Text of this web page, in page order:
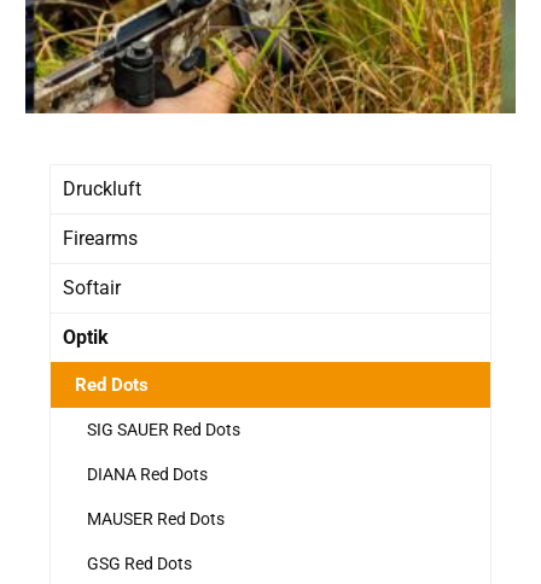
Druckluft
Firearms
Softair
Optik
Red Dots
SIG SAUER Red Dots
DIANA Red Dots
MAUSER Red Dots
GSG Red Dots